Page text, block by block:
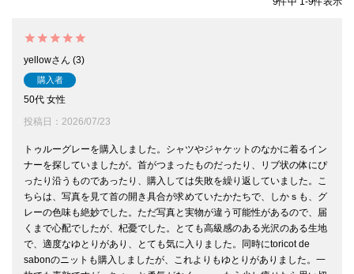
yellow 3
購入者
50代 女性
投稿日
2026/07/23
トゥルーグレーを購入しました。シャツやジャケットのなかに着るイン
ナーを探していましたが。首がつまったものだったり、リブ状の体にぴ
ったり沿うものであったり、購入しては失敗を繰り返していました。こ
ちらは、写真を見て首の開き具合が求めていたかたちで、しかｓも、グ
レーの色味も絶妙でした。ただ写真と実物が違う可能性があるので、届
くまで心配でしたが、杞憂でした。とても高級感のある光沢のある生地
で、適度なゆとりがあり、とても気に入りました。同時にtoricot de
sabonのニットも購入しましたが、これよりもゆとりがありました。一